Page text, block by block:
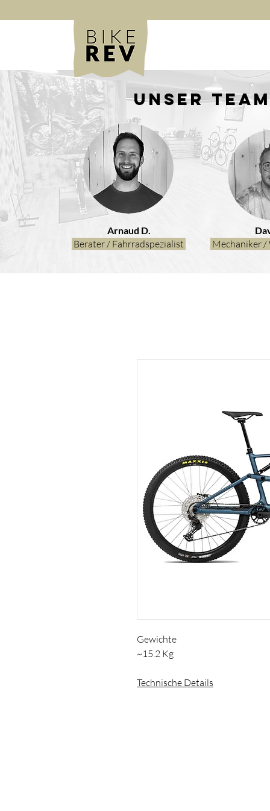
Unser
Arnaud D.
Berater / Fahrradspezialist Mechaniker
Gewichte
~15.2 Kg
Technische Details